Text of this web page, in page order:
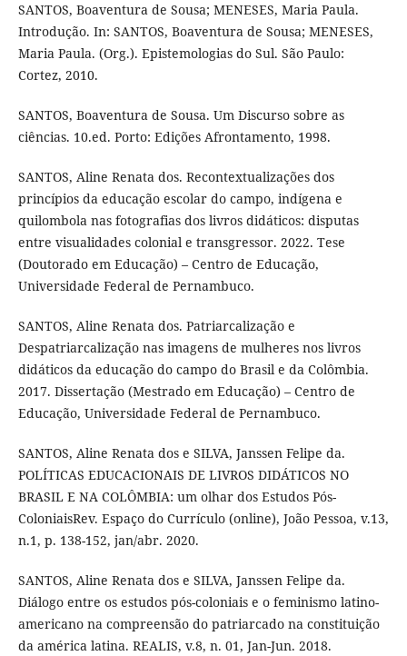
SANTOS, Boaventura de Sousa; MENESES, Maria Paula.
Introdução. In: SANTOS, Boaventura de Sousa; MENESES,
Maria Paula. (Org.). Epistemologias do Sul. São Paulo:
Cortez, 2010.
SANTOS, Boaventura de Sousa. Um Discurso sobre as
ciências. 10.ed. Porto: Edições Afrontamento, 1998.
SANTOS, Aline Renata dos. Recontextualizações dos
princípios da educação escolar do campo, indígena e
quilombola nas fotografias dos livros didáticos: disputas
entre visualidades colonial e transgressor. 2022. Tese
(Doutorado em Educação) – Centro de Educação,
Universidade Federal de Pernambuco.
SANTOS, Aline Renata dos. Patriarcalização e
Despatriarcalização nas imagens de mulheres nos livros
didáticos da educação do campo do Brasil e da Colômbia.
2017. Dissertação (Mestrado em Educação) – Centro de
Educação, Universidade Federal de Pernambuco.
SANTOS, Aline Renata dos e SILVA, Janssen Felipe da.
POLÍTICAS EDUCACIONAIS DE LIVROS DIDÁTICOS NO
BRASIL E NA COLÔMBIA: um olhar dos Estudos Pós-
ColoniaisRev. Espaço do Currículo (online), João Pessoa, v.13,
n.1, p. 138-152, jan/abr. 2020.
SANTOS, Aline Renata dos e SILVA, Janssen Felipe da.
Diálogo entre os estudos pós-coloniais e o feminismo latino-
americano na compreensão do patriarcado na constituição
da américa latina. REALIS, v.8, n. 01, Jan-Jun. 2018.